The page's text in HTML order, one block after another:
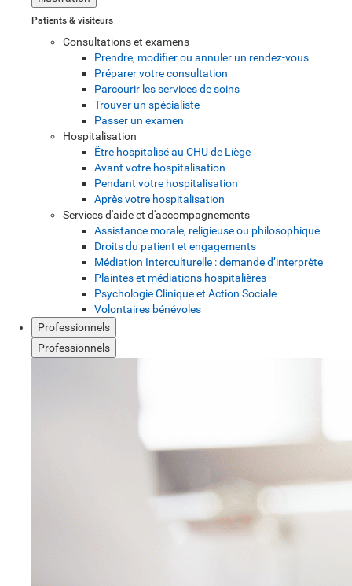
Patients & visiteurs
Consultations et examens
Prendre, modifier ou annuler un rendez-vous
Préparer votre consultation
Parcourir les services de soins
Trouver un spécialiste
Passer un examen
Hospitalisation
Être hospitalisé au CHU de Liège
Avant votre hospitalisation
Pendant votre hospitalisation
Après votre hospitalisation
Services d'aide et d'accompagnements
Assistance morale, religieuse ou philosophique
Droits du patient et engagements
Médiation Interculturelle : demande d’interprète
Plaintes et médiations hospitalières
Psychologie Clinique et Action Sociale
Volontaires bénévoles
Professionnels
Professionnels